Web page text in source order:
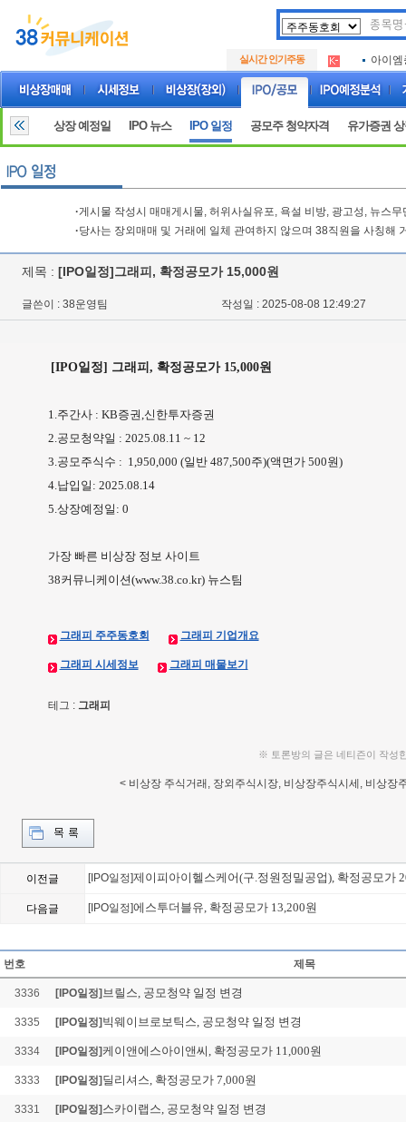
실시간 인기주동
.
아크로
아이엠
.
아크로
루켄테
상장 예정일 IPO 뉴스 IPO 일정 공모주 청약자격 유가증권
·게시물 작성시 매매게시물, 허위사실유포, 욕설 비방, 광고성, 뉴스
·당사는 장외매매 및 거래에 일체 관여하지 않으며 38직원을 사칭해
제목 : [IPO일정]그래피, 확정공모가 15,000원
글쓴이 : 38운영팀 작성일 : 2025-08-08 12:49:27
[IPO일정] 그래피, 확정공모가 15,000원
1.주간사 : KB증권,신한투자증권
2.공모청약일 : 2025.08.11 ~ 12
3.공모주식수 : 1,950,000 (일반 487,500주)(액면가 500원)
4.납입일: 2025.08.14
5.상장예정일: 0
가장 빠른 비상장 정보 사이트
38커뮤니케이션(www.38.co.kr) 뉴스팀
그래피 주주동호회 그래피 기업개요
그래피 시세정보 그래피 매물보기
테그 : 그래피
※ 토론방의 글은 네티즌이 작성
< 비상장 주식거래, 장외주식시장, 비상장주식시세, 비상
이전글 [IPO일정]제이피아이헬스케어(구.정원정밀공업), 확정공모가
다음글 [IPO일정]에스투더블유, 확정공모가 13,200원
번호 제목
3336 [IPO일정] 브릴스, 공모청약 일정 변경
3335 [IPO일정] 빅웨이브로보틱스, 공모청약 일정 변경
3334 [IPO일정] 케이앤에스아이앤씨, 확정공모가 11,000원
3333 [IPO일정] 딜리셔스, 확정공모가 7,000원
3331 [IPO일정] 스카이랩스, 공모청약 일정 변경